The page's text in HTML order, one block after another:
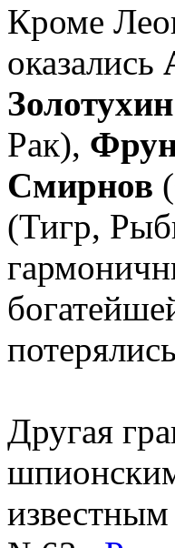
Кроме
оказались
Золотухин
Рак),
Смирнов
(Тигр,
Другая